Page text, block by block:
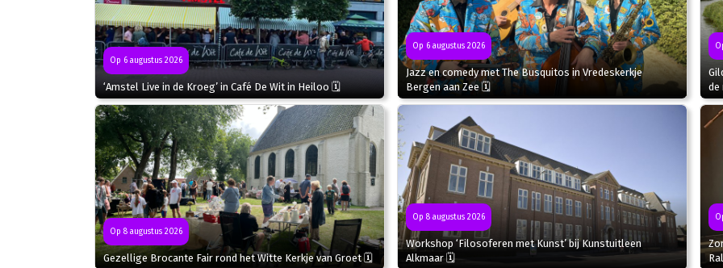
Op 6 augustus 2026
‘Amstel Live in de Kroeg’ in Café De Wit in Heiloo 🗓
Op 6 augustus 2026
Jazz en comedy met The Busquitos in Vredeskerkje
Bergen aan Zee 🗓
de
Op 8 augustus 2026
Gezellige Brocante Fair rond het Witte Kerkje van Groet 🗓
Op 8 augustus 2026
Workshop ‘Filosoferen met Kunst’ bij Kunstuitleen
Alkmaar 🗓